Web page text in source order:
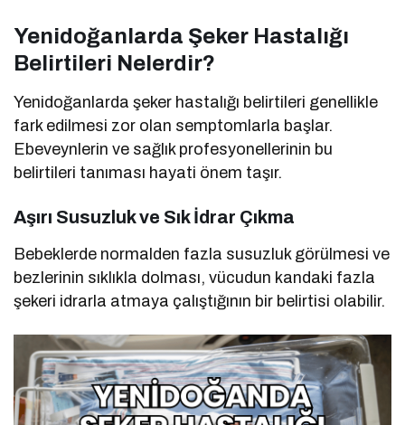
Yenidoğanlarda Şeker Hastalığı
Belirtileri Nelerdir?
Yenidoğanlarda şeker hastalığı belirtileri genellikle
fark edilmesi zor olan semptomlarla başlar.
Ebeveynlerin ve sağlık profesyonellerinin bu
belirtileri tanıması hayati önem taşır.
Aşırı Susuzluk ve Sık İdrar Çıkma
Bebeklerde normalden fazla susuzluk görülmesi ve
bezlerinin sıklıkla dolması, vücudun kandaki fazla
şekeri idrarla atmaya çalıştığının bir belirtisi olabilir.